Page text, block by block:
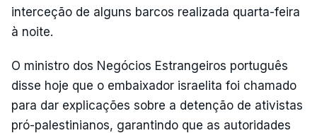
interceção de alguns barcos realizada quarta-feira
à noite.
O ministro dos Negócios Estrangeiros português
disse hoje que o embaixador israelita foi chamado
para dar explicações sobre a detenção de ativistas
pró-palestinianos, garantindo que as autoridades